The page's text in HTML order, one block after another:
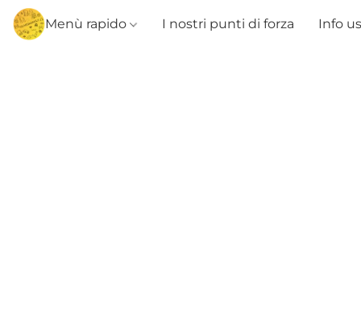
Menù rapido I nostri punti di forza Info